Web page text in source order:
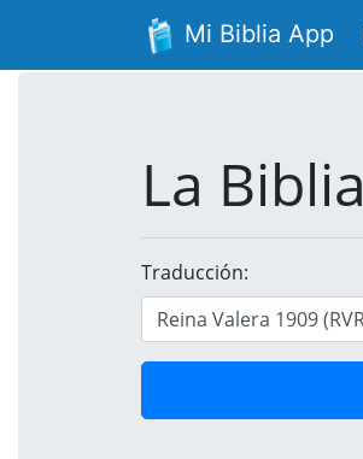
Mi Biblia App
La Biblia
Traducción: